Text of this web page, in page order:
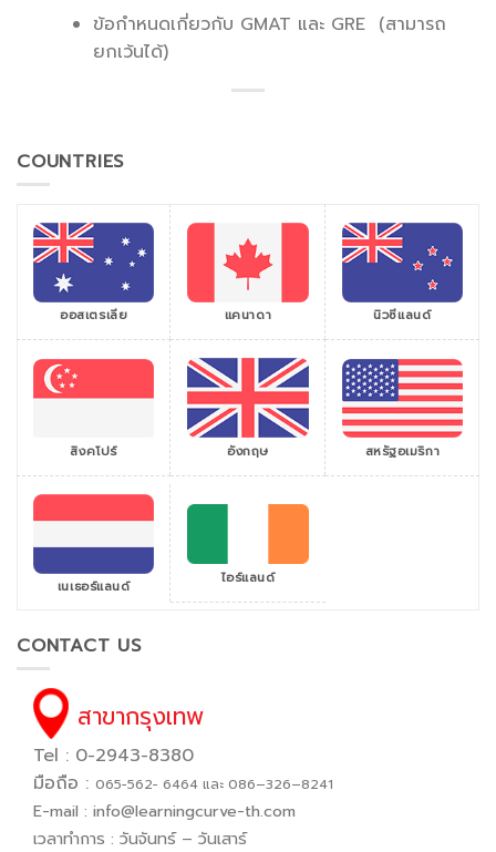
ข้อกำหนดเกี่ยวกับ GMAT และ GRE (สามารถ
ยกเว้นได้)
COUNTRIES
ออสเตรเลีย แคนาดา นิวซีแลนด์
สิงคโปร์ อังกฤษ สหรัฐอเมริกา
เนเธอร์แลนด์ ไอร์แลนด์
CONTACT US
สาขากรุงเทพ
Tel : 0-2943-8380
มือถือ : 065−562− 6464 และ 086–326–8241
E-mail : info@learningcurve-th.com
เวลาทำการ : วันจันทร์ – วันเสาร์